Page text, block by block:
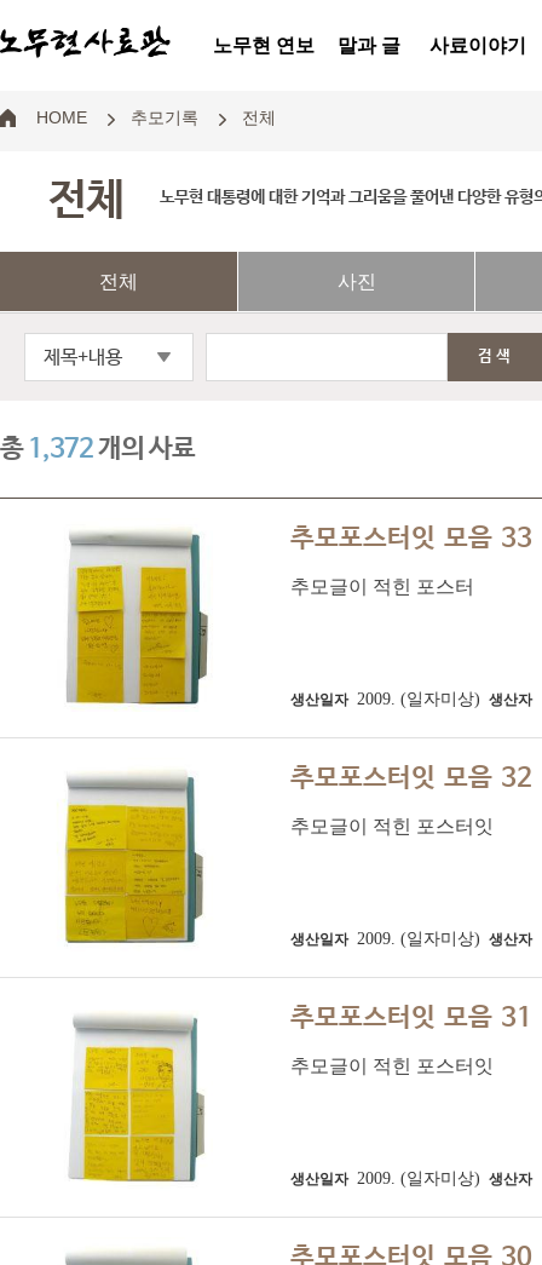
노무현 연보 말과 글 사료이야기
HOME 추모기록 전체
전체 노무현 대통령에 대한 기억과 그리움을 풀어낸 다양한 유형
전체 사진
제목+내용 검색
총1,372개의 사료
추모포스터잇 모음 33
추모글이 적힌 포스터
생산일자 2009. (일자미상) 생산자
추모포스터잇 모음 32
추모글이 적힌 포스터잇
생산일자 2009. (일자미상) 생산자
추모포스터잇 모음 31
추모글이 적힌 포스터잇
생산일자 2009. (일자미상) 생산자
추모포스터잇 모음 30